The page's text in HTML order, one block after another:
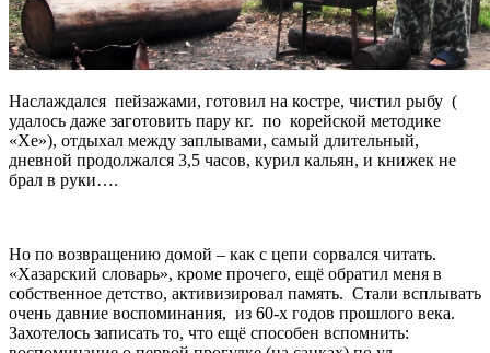
Наслаждался пейзажами, готовил на костре, чистил рыбу (
удалось даже заготовить пару кг. по корейской методике
«Хе»), отдыхал между заплывами, самый длительный,
дневной продолжался 3,5 часов, курил кальян, и книжек не
брал в руки….
Но по возвращению домой – как с цепи сорвался читать.
«Хазарский словарь», кроме прочего, ещё обратил меня в
собственное детство, активизировал память. Стали всплывать
очень давние воспоминания, из 60-х годов прошлого века.
Захотелось записать то, что ещё способен вспомнить: